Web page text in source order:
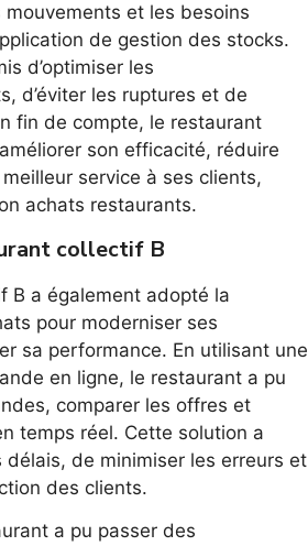
et les besoins
de gestion des stocks.
d’optimiser les
d’éviter les ruptures et de
fin de compte, le restaurant
son efficacité, réduire
service à ses clients,
achats restaurants.
collectif B
B a également adopté la
pour moderniser ses
sa performance. En utilisant une
en ligne, le restaurant a pu
comparer les offres et
temps réel. Cette solution a
délais, de minimiser les erreurs et
des clients.
a pu passer des